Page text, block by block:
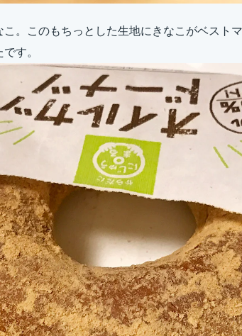
。このもちっとした生地にきなこがベスト
す。